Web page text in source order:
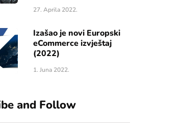
27. Aprila 2022.
Izašao je novi Europski
eCommerce izvještaj
(2022)
1. Juna 2022.
and Follow